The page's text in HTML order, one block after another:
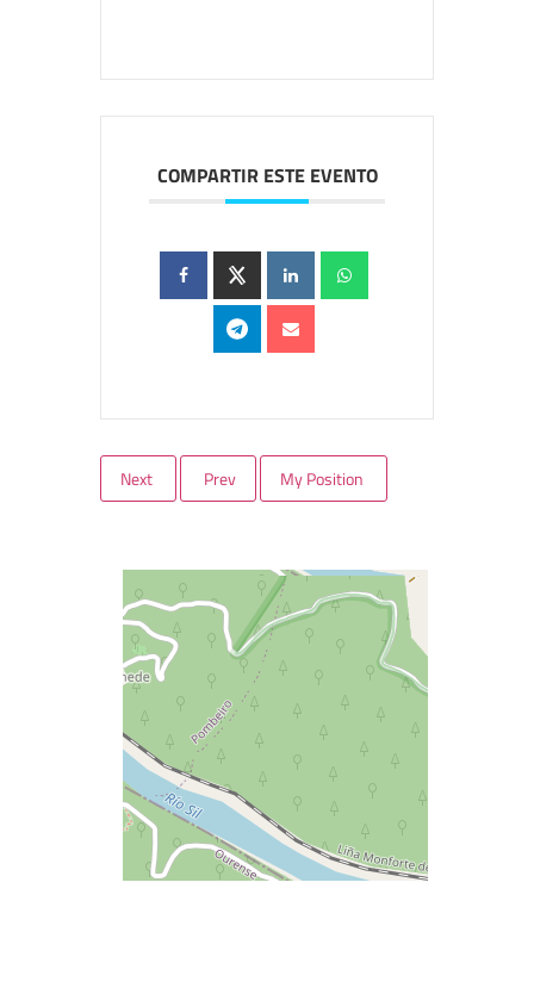
COMPARTIR ESTE EVENTO
Next Prev My Position